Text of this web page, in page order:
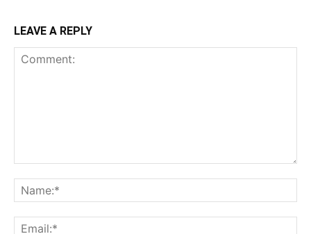
LEAVE A REPLY